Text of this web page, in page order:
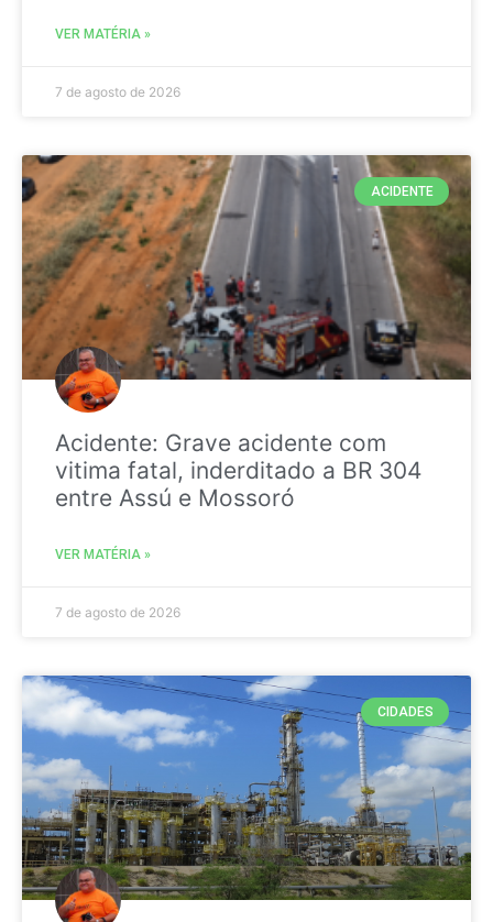
VER MATÉRIA »
7 de agosto de 2026
ACIDENTE
Acidente: Grave acidente com
vitima fatal, inderditado a BR 304
entre Assú e Mossoró
VER MATÉRIA »
7 de agosto de 2026
CIDADES